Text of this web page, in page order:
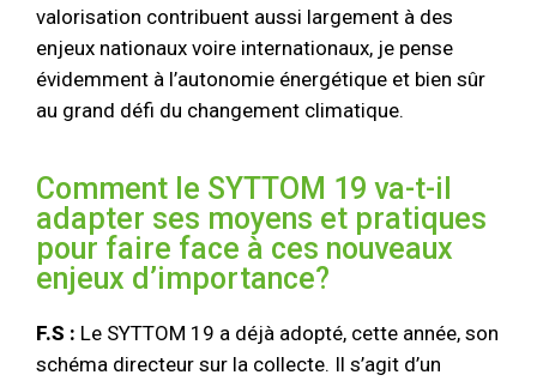
valorisation contribuent aussi largement à des
enjeux nationaux voire internationaux, je pense
évidemment à l’autonomie énergétique et bien sûr
au grand défi du changement climatique.
Comment le SYTTOM 19 va-t-il
adapter ses moyens et pratiques
pour faire face à ces nouveaux
enjeux d’importance?
F.S : Le SYTTOM 19 a déjà adopté, cette année, son
schéma directeur sur la collecte. Il s’agit d’un